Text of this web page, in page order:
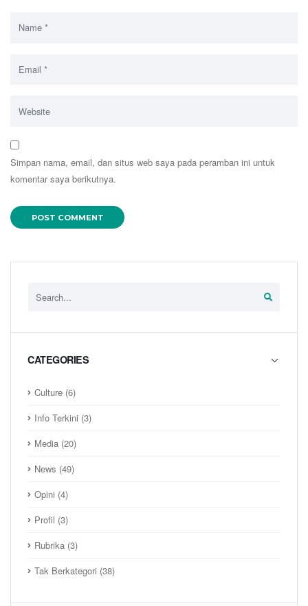
CATEGORIES
Culture (6)
Info Terkini (3)
Media (20)
News (49)
Opini (4)
Profil (3)
Rubrika (3)
Tak Berkategori (38)
Simpan nama, email, dan situs web saya pada peramban ini untuk
komentar saya berikutnya.